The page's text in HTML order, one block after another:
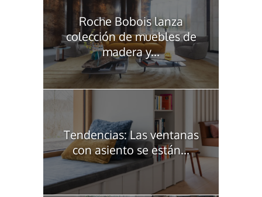
Roche Bobois lanza
colección de muebles de
madera y...
Tendencias: Las ventanas
con asiento se están...